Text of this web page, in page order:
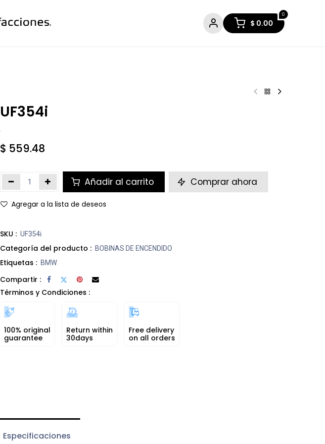
0
$ 0.00
UF354i
$ 559.48
Añadir al carrito Comprar ahora
Agregar a la lista de deseos
SKU : UF354i
Categoría del producto : BOBINAS DE ENCENDIDO
Etiquetas : BMW
Compartir :
Términos y Condiciones :
100% original
guarantee
Return within
30days
Free delivery
on all orders
Especificaciones